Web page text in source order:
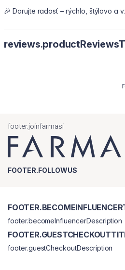
🎉 Darujte radosť – rýchlo, štýlovo a
footer.joinfarmasi
FOOTER.FOLLOWUS
footer.becomeInfluencerDescription
footer.guestCheckoutDescription